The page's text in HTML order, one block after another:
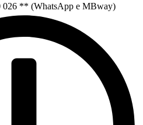
026 ** (WhatsApp e MBway)